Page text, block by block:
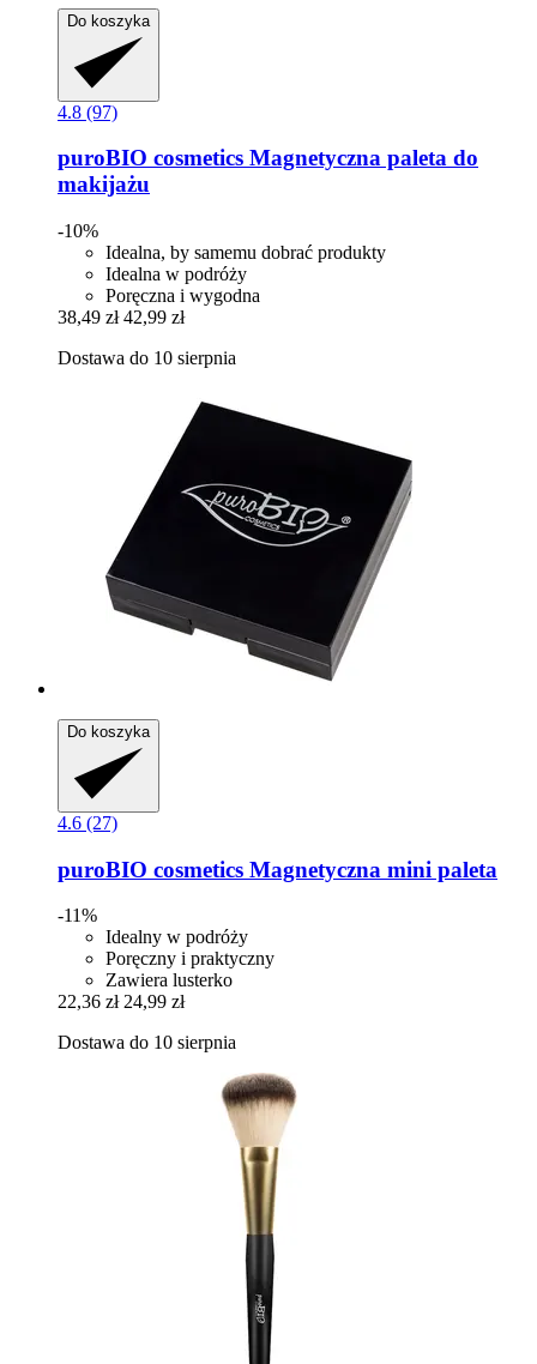
Do koszyka
4.8 (97)
puroBIO cosmetics Magnetyczna paleta do
makijażu
-10%
Idealna, by samemu dobrać produkty
Idealna w podróży
Poręczna i wygodna
38,49 zł 42,99 zł
Dostawa do 10 sierpnia
Do koszyka
4.6 (27)
puroBIO cosmetics Magnetyczna mini paleta
-11%
Idealny w podróży
Poręczny i praktyczny
Zawiera lusterko
22,36 zł 24,99 zł
Dostawa do 10 sierpnia